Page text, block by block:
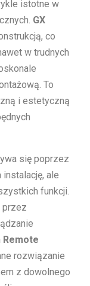
istotne w
GX
co
w trudnych
To
i estetyczną
się poprzez
ale
funkcji.
przez
rozwiązanie
z dowolnego